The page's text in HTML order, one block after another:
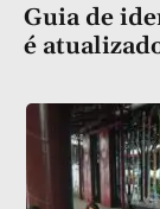
Guia de
é